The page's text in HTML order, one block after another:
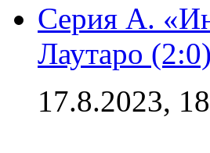
Серия А.
Лаутаро (2:0)
17.8.2023,